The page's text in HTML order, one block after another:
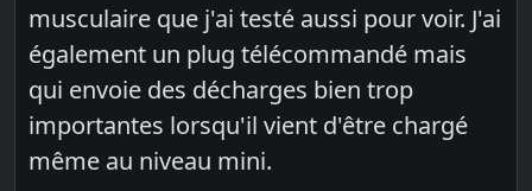
musculaire que j'ai testé aussi pour voir. J'ai
également un plug télécommandé mais
qui envoie des décharges bien trop
importantes lorsqu'il vient d'être chargé
même au niveau mini.